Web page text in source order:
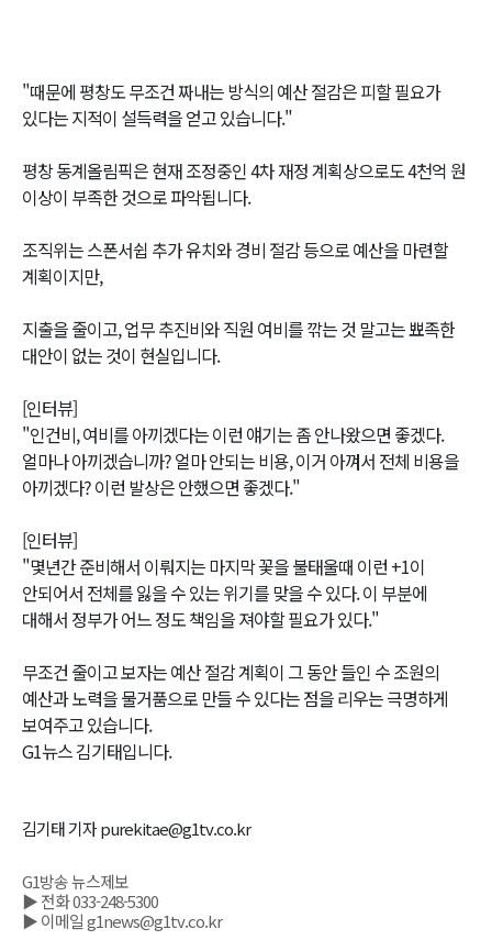
"때문에 평창도 무조건 짜내는 방식의 예산 절감은 피할 필요가
있다는 지적이 설득력을 얻고 있습니다."
평창 동계올림픽은 현재 조정중인 4차 재정 계획상으로도 4천억 원
이상이 부족한 것으로 파악됩니다.
조직위는 스폰서쉽 추가 유치와 경비 절감 등으로 예산을 마련할
계획이지만,
지출을 줄이고, 업무 추진비와 직원 여비를 깎는 것 말고는 뾰족한
대안이 없는 것이 현실입니다.
[인터뷰]
"인건비, 여비를 아끼겠다는 이런 얘기는 좀 안나왔으면 좋겠다.
얼마나 아끼겠습니까? 얼마 안되는 비용, 이거 아껴서 전체 비용을
아끼겠다? 이런 발상은 안했으면 좋겠다."
[인터뷰]
"몇년간 준비해서 이뤄지는 마지막 꽃을 불태울때 이런 +1이
안되어서 전체를 잃을 수 있는 위기를 맞을 수 있다. 이 부분에
대해서 정부가 어느 정도 책임을 져야할 필요가 있다."
무조건 줄이고 보자는 예산 절감 계획이 그 동안 들인 수 조원의
예산과 노력을 물거품으로 만들 수 있다는 점을 리우는 극명하게
보여주고 있습니다.
G1뉴스 김기태입니다.
김기태 기자 purekitae@g1tv.co.kr
G1방송 뉴스제보
▶ 전화 033-248-5300
▶ 이메일 g1news@g1tv.co.kr